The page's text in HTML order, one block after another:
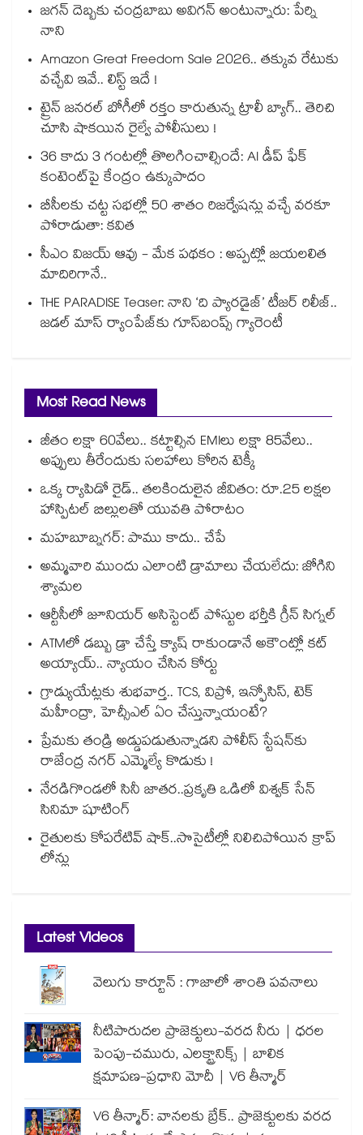
జగన్ దెబ్బకు చంద్రబాబు అవిగన్ అంటున్నారు: పేర్ని
నాని
Amazon Great Freedom Sale 2026.. తక్కువ రేటుకు
వచ్చేవి ఇవే.. లిస్ట్ ఇదే !
ట్రైన్ జనరల్ బోగీలో రక్తం కారుతున్న ట్రాలీ బ్యాగ్.. తెరిచి
చూసి షాకయిన రైల్వే పోలీసులు !
36 కాదు 3 గంటల్లో తొలగించాల్సిందే: AI డీప్ ఫేక్
కంటెంట్‎పై కేంద్రం ఉక్కుపాదం
బీసీలకు చట్ట సభల్లో 50 శాతం రిజర్వేషన్లు వచ్చే వరకూ
పోరాడుతా: కవిత
సీఎం విజయ్ ఆవు - మేక పథకం : అప్పట్లో జయలలిత
మాదిరిగానే..
THE PARADISE Teaser: నాని ‘ది ప్యారడైజ్‌‌’ టీజర్ రిలీజ్..
జడల్ మాస్ ర్యాంపేజ్‌కు గూస్‌బంప్స్ గ్యారెంటీ
Most Read News
జీతం లక్షా 60వేలు.. కట్టాల్సిన EMIలు లక్షా 85వేలు..
అప్పులు తీరేందుకు సలహాలు కోరిన టెక్కీ
ఒక్క ర్యాపిడో రైడ్.. తలకిందులైన జీవితం: రూ.25 లక్షల
హాస్పిటల్ బిల్లులతో యువతి పోరాటం
మహబూబ్నగర్: పాము కాదు.. చేపే
అమ్మవారి ముందు ఎలాంటి డ్రామాలు చేయలేదు: జోగిని
శ్యామల
ఆర్టీసీలో జూనియర్ అసిస్టెంట్‌‌ పోస్టుల భర్తీకి గ్రీన్‌‌ సిగ్నల్
ATMలో డబ్బు డ్రా చేస్తే క్యాష్ రాకుండానే అకౌంట్లో కట్
అయ్యాయ్.. న్యాయం చేసిన కోర్టు
గ్రాడ్యుయేట్లకు శుభవార్త.. TCS, విప్రో, ఇన్ఫోసిస్, టెక్
మహీంద్రా, హెచ్సీఎల్ ఏం చేస్తున్నాయంటే?
ప్రేమకు తండ్రి అడ్డుపడుతున్నాడని పోలీస్ స్టేషన్⁪కు
రాజేంద్ర నగర్ ఎమ్మెల్యే కొడుకు !
నేరడిగొండలో సినీ జాతర..ప్రకృతి ఒడిలో విశ్వక్ సేన్
సినిమా షూటింగ్
రైతులకు కోపరేటివ్ షాక్..సొసైటీల్లో నిలిచిపోయిన క్రాప్
లోన్లు
Latest Videos
వెలుగు కార్టూన్ : గాజాలో శాంతి పవనాలు
నీటిపారుదల ప్రాజెక్టులు-వరద నీరు | ధరల
పెంపు-చమురు, ఎలక్ట్రానిక్స్ | బాలిక
క్షమాపణ-ప్రధాని మోదీ | V6 తీన్మార్
V6 తీన్మార్: వానలకు బ్రేక్.. ప్రాజెక్టులకు వరద